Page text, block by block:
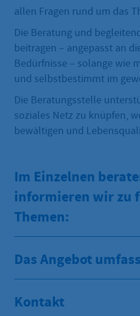
allen Fragen rund um das
Die Beratung und
beitragen – angepasst an
Bedürfnisse – solange wie
und selbstbestimmt im
Die Beratungsstelle
soziales Netz zu knüpfen,
bewältigen und
Im Einzelnen
informieren wir zu
Themen:
Das Angebot
Kontakt